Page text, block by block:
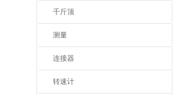
千斤顶
测量
连接器
转速计